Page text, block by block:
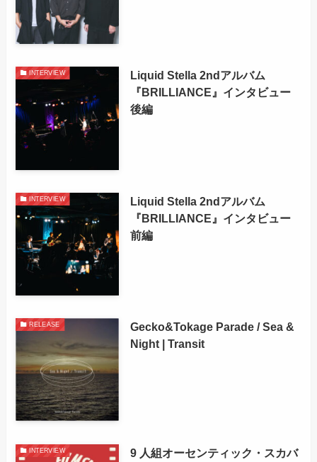
INTERVIEW
Liquid Stella 2ndアルバム
『BRILLIANCE』インタビュー
後編
INTERVIEW
Liquid Stella 2ndアルバム
『BRILLIANCE』インタビュー
前編
RELEASE
Gecko&Tokage Parade / Sea &
Night | Transit
INTERVIEW 9 人組オーセンティック・スカバ